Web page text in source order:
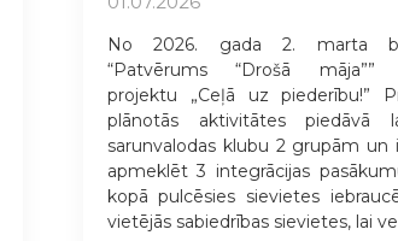
No 2026. gada 2. marta
“Patvērums “Drošā māja””
projektu „Ceļā uz piederību!”
plānotās aktivitātes piedāvā
sarunvalodas klubu 2 grupām un
apmeklēt 3 integrācijas
kopā pulcēsies sievietes
vietējās sabiedrības sievietes, lai